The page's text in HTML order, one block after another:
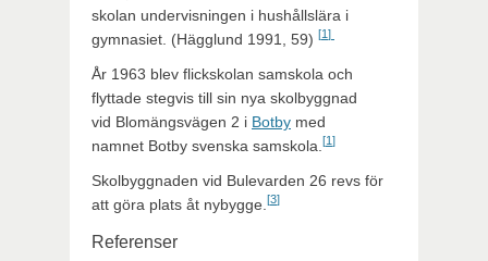
skolan undervisningen i hushållslära i
gymnasiet. (Hägglund 1991, 59) [1]
År 1963 blev flickskolan samskola och
flyttade stegvis till sin nya skolbyggnad
vid Blomängsvägen 2 i Botby med
namnet Botby svenska samskola. [1]
Skolbyggnaden vid Bulevarden 26 revs för
att göra plats åt nybygge. [3]
Referenser